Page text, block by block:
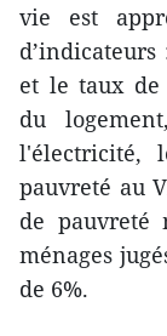
vie est
et le taux de
du
l'électricité,
pauvreté au
de pauvreté
ménages
de 6%.